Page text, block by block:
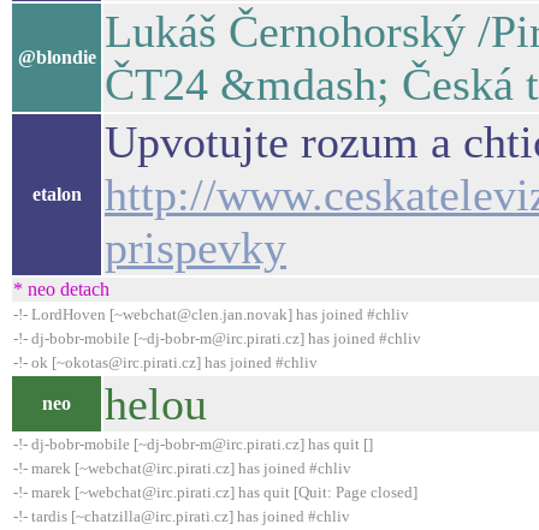
@blondie
Lukáš Černohorský /
ČT24 &mdash; Česká
etalon
Upvotujte rozum a
http://
prispevky
* neo detach
-!- LordHoven [~webchat@clen.jan.novak] has joined #chliv
-!- dj-bobr-mobile [~dj-bobr-m@irc.pirati.cz] has joined #chliv
-!- ok [~okotas@irc.pirati.cz] has joined #chliv
neo helou
-!- dj-bobr-mobile [~dj-bobr-m@irc.pirati.cz] has quit []
-!- marek [~webchat@irc.pirati.cz] has joined #chliv
-!- marek [~webchat@irc.pirati.cz] has quit [Quit: Page closed]
-!- tardis [~chatzilla@irc.pirati.cz] has joined #chliv